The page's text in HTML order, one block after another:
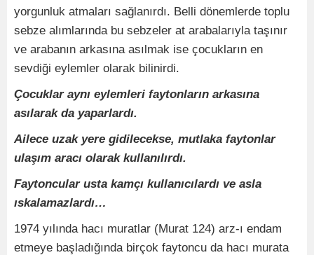
yorgunluk atmaları sağlanırdı. Belli dönemlerde toplu
sebze alımlarında bu sebzeler at arabalarıyla taşınır
ve arabanın arkasına asılmak ise çocukların en
sevdiği eylemler olarak bilinirdi.
Çocuklar aynı eylemleri faytonların arkasına
asılarak da yaparlardı.
Ailece uzak yere gidilecekse, mutlaka faytonlar
ulaşım aracı olarak kullanılırdı.
Faytoncular usta kamçı kullanıcılardı ve asla
ıskalamazlardı…
1974 yılında hacı muratlar (Murat 124) arz-ı endam
etmeye başladığında birçok faytoncu da hacı murata